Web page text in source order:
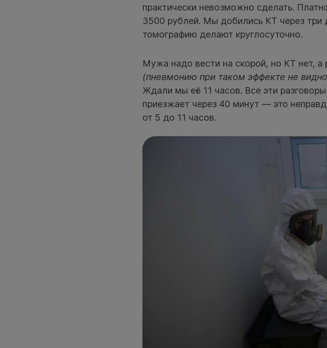
практически невозможно сделать.
3500 рублей. Мы добились КТ через три
томографию делают круглосуточно.
Мужа надо вести на скорой, но КТ нет, а
(пневмонию при таком эффекте не
Ждали мы её 11 часов. Все эти
приезжает через 40 минут — это
от 5 до 11 часов.